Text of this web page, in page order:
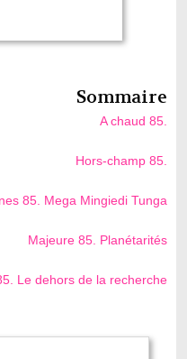
Sommaire
A chaud 85.
Hors-champ 85.
85. Mega Mingiedi Tunga
Majeure 85. Planétarités
Le dehors de la recherche